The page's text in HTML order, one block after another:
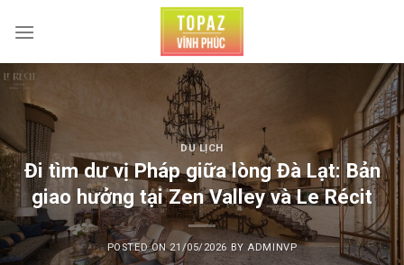
DU LỊCH
Đi tìm dư vị Pháp giữa lòng Đà Lạt: Bản
giao hưởng tại Zen Valley và Le Récit
POSTED ON21/05/2026 BYADMINVP